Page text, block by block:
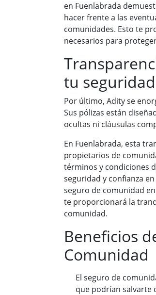
en Fuenlabrada
hacer frente a las
comunidades. Esto te
necesarios para
tu
Por último, Adity se
Sus pólizas están
ocultas ni cláusulas
En Fuenlabrada, esta
propietarios de
términos y condiciones
seguridad y confianza
seguro de comunidad
te proporcionará la
comunidad.
Beneficios
Comunidad
El seguro de
que podrían salvarte